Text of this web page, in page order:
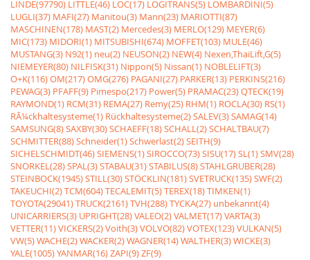
LINDE(97790) LITTLE(46) LOC(17) LOGITRANS(5) LOMBARDINI(5)
LUGLI(37) MAFI(27) Manitou(3) Mann(23) MARIOTTI(87)
MASCHINEN(178) MAST(2) Mercedes(3) MERLO(129) MEYER(6)
MIC(173) MIDORI(1) MITSUBISHI(674) MOFFET(103) MULE(46)
MUSTANG(3) N92(1) neu(2) NEUSON(2) NEW(4) Nexen,ThaiLift,G(5)
NIEMEYER(80) NILFISK(31) Nippon(5) Nissan(1) NOBLELIFT(3)
O+K(116)OM(217)OMG(276) PAGANI(27) PARKER(13) PERKINS(216)
PEWAG(3) PFAFF(9) Pimespo(217) Power(5) PRAMAC(23)QTECK(19)
RAYMOND(1) RCM(31) REMA(27) Remy(25) RHM(1) ROCLA(30) RS(1)
RÃ¼ckhaltesysteme(1) Rückhaltesysteme(2)SALEV(3)SAMAG(14)
SAMSUNG(8)SAXBY(30)SCHAEFF(18)SCHALL(2)SCHALTBAU(7)
SCHMITTER(88)Schneider(1)Schwerlast(2)SEITH(9)
SICHELSCHMIDT(46)SIEMENS(1)SIROCCO(73)SISU(17)SL(1)SMV(28)
SNORKEL(28)SPAL(3)STABAU(31)STABILUS(8)STAHLGRUBER(28)
STEINBOCK(1945)STILL(30)STÖCKLIN(181)SVETRUCK(135)SWF(2)
TAKEUCHI(2)TCM(604)TECALEMIT(5)TEREX(18)TIMKEN(1)
TOYOTA(29041)TRUCK(2161)TVH(288)TYCKA(27) unbekannt(4)
UNICARRIERS(3) UPRIGHT(28)VALEO(2)VALMET(17)VARTA(3)
VETTER(11)VICKERS(2)Voith(3)VOLVO(82)VOTEX(123)VULKAN(5)
VW(5)WACHE(2)WACKER(2)WAGNER(14)WALTHER(3)WICKE(3)
YALE(1005)YANMAR(16)ZAPI(9)ZF(9)